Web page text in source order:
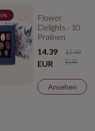
Flower
Delights - 10
Pralinen
14.39
EUR
17.99
EUR
Ansehen